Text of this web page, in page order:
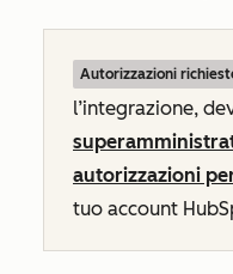
Autorizzazioni
l’integrazione,
autorizzazioni
tuo account